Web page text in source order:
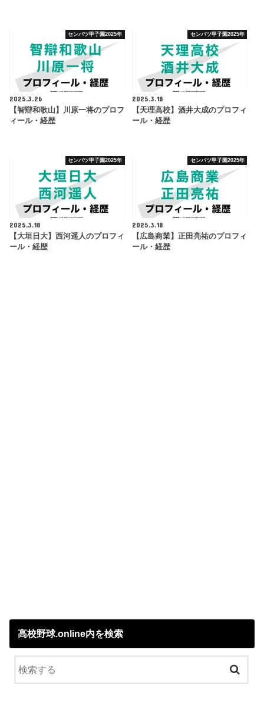
センバツ甲子園2025年
2025.3.26
【智辯和歌山】川原一将のプロフ
ィール・経歴
センバツ甲子園2025年
2025.3.18
【天理高校】酒井大成のプロフィ
ール・経歴
センバツ甲子園2025年
2025.3.18
【大垣日大】西河遥人のプロフィ
ール・経歴
センバツ甲子園2025年
2025.3.18
【広島商業】正田亮祐のプロフィ
ール・経歴
高校野球.online内を検索